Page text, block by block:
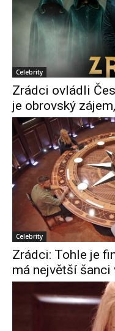
Celebrity
Zrádci ovládli
je obrovský
Celebrity
Zrádci: Tohle je
má největší šanci